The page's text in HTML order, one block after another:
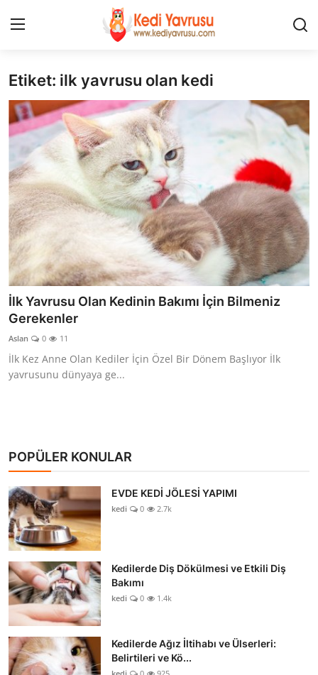
Giriş Kayıt Ol
İLETİŞİM
HAKKIMIZDA
REKLAM
KEDİ CİNSLERİ
KEDİPEDİA
KEDİ BAKIMI
KEDİ MAMASI
Etiket: ilk yavrusu olan kedi
İlk Yavrusu Olan Kedinin Bakımı İçin Bilmeniz
Gerekenler
Aslan 0 11
İlk Kez Anne Olan Kediler İçin Özel Bir Dönem Başlıyor İlk
yavrusunu dünyaya ge...
POPÜLER KONULAR
EVDE KEDİ JÖLESİ YAPIMI
kedi 0 2.7k
Kedilerde Diş Dökülmesi ve Etkili Diş
Bakımı
kedi 0 1.4k
Kedilerde Ağız İltihabı ve Ülserleri:
Belirtileri ve Kö...